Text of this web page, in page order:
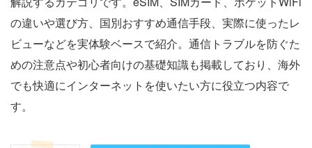
の違いや選び方、国別おすすめ通信手段、実際に使ったレ
ビューなどを実体験ベースで紹介。通信トラブルを防ぐた
めの注意点や初心者向けの基礎知識も掲載しており、海外
でも快適にインターネットを使いたい方に役立つ内容で
す。